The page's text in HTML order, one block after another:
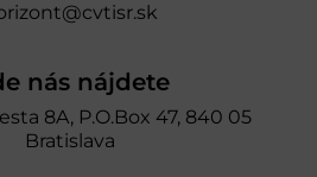
nás nájdete
8A, P.O.Box 47, 840 05
Bratislava